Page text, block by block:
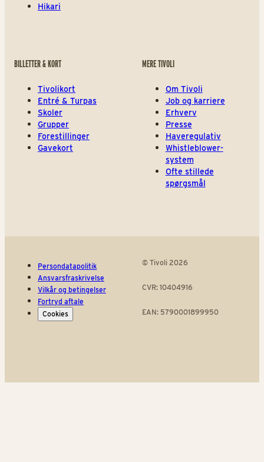
Hikari
BILLETTER & KORT
Tivolikort
Entré & Turpas
Skoler
Grupper
Forestillinger
Gavekort
MERE TIVOLI
Om Tivoli
Job og karriere
Erhverv
Presse
Haveregulativ
Whistleblower-
system
Ofte stillede
spørgsmål
Persondatapolitik
Ansvarsfraskrivelse
Vilkår og betingelser
Fortryd aftale
Cookies
© Tivoli 2026
CVR: 10404916
EAN: 5790001899950